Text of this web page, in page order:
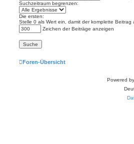
Suchzeitraum begrenzen:
Die ersten:
Stelle 0 als Wert ein, damit der komplette Beitrag
Zeichen der Beiträge anzeigen
Foren-Übersicht
Powered by